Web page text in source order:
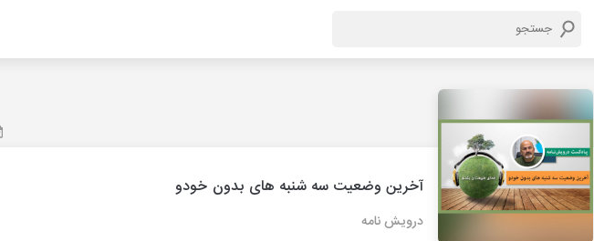
آخرین وضعیت سه شنبه های بدون خودو
درویش نامه